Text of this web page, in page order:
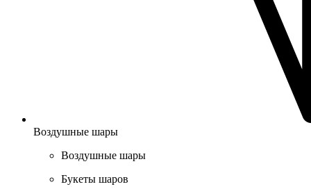
Воздушные шары
Воздушные шары
Букеты шаров